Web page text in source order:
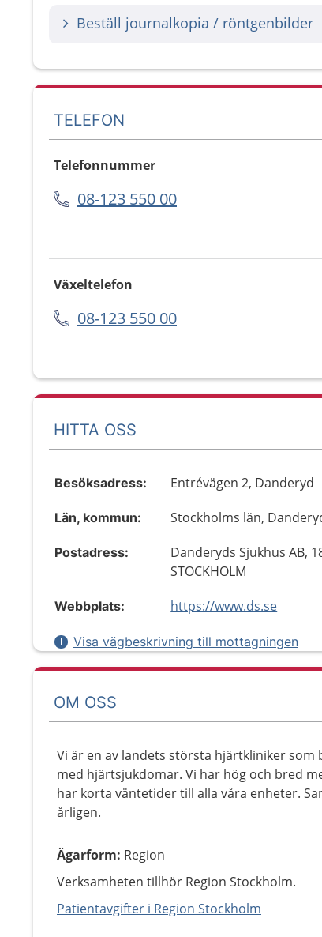
Beställ journalkopia / röntgenbilder
TELEFON
Telefonnummer
08-123 550 00
Växeltelefon
08-123 550 00
HITTA OSS
Besöksadress: Entrévägen 2, Danderyd
Län, kommun: Stockholms län,
Postadress:
Danderyds Sjukhus AB,
STOCKHOLM
Webbplats: https://www.ds.se
Visa vägbeskrivning till mottagningen
OM OSS
Vi är en av landets största hjärtkliniker
med hjärtsjukdomar. Vi har hög och bred
har korta väntetider till alla våra enheter.
årligen.
Ägarform: Region
Verksamheten tillhör Region Stockholm.
Patientavgifter i Region Stockholm